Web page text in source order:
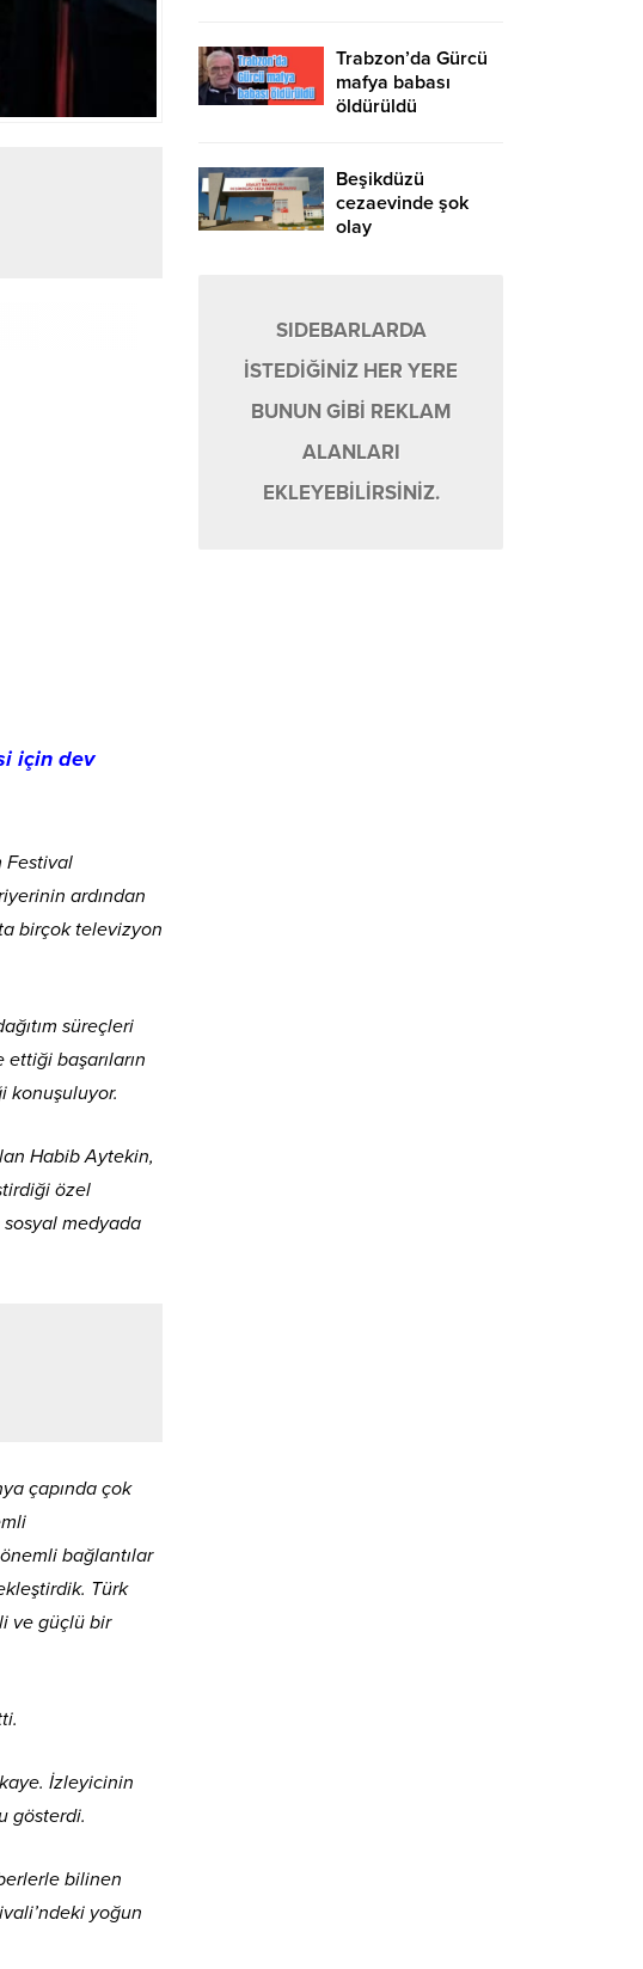
için dev
Festival
ardından
birçok televizyon
süreçleri
başarıların
konuşuluyor.
Habib Aytekin,
özel
medyada
çapında çok
bağlantılar
Türk
ve güçlü bir
İzleyicinin
gösterdi.
bilinen
yoğun
Trabzon’da Gürcü
mafya babası
öldürüldü
Beşikdüzü
cezaevinde şok
olay
SIDEBARLARDA
İSTEDİĞİNİZ HER YERE
BUNUN GİBİ REKLAM
ALANLARI
EKLEYEBİLİRSİNİZ.